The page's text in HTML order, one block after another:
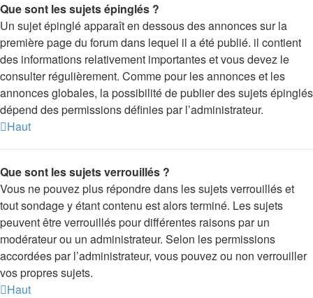
Que sont les sujets épinglés ?
Un sujet épinglé apparaît en dessous des annonces sur la
première page du forum dans lequel il a été publié. il contient
des informations relativement importantes et vous devez le
consulter régulièrement. Comme pour les annonces et les
annonces globales, la possibilité de publier des sujets épinglés
dépend des permissions définies par l’administrateur.
Haut
Que sont les sujets verrouillés ?
Vous ne pouvez plus répondre dans les sujets verrouillés et
tout sondage y étant contenu est alors terminé. Les sujets
peuvent être verrouillés pour différentes raisons par un
modérateur ou un administrateur. Selon les permissions
accordées par l’administrateur, vous pouvez ou non verrouiller
vos propres sujets.
Haut